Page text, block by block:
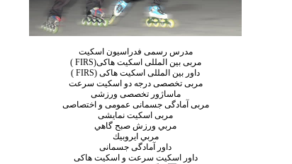
مدرس رسمی فدراسیون اسکیت
مربی بین المللی اسکیت هاکی(FIRS
)
داور بین المللی اسکیت هاکی (FIRS
)
مربی تخصصی درجه دو اسکیت سرعت
ماساژور تخصصی ورزشی
مربی آمادگی جسمانی عمومی و اختصاصی
مربی اسکیت نمایشی
مربي ورزش صبح گاهي
مربي ايروبيك
داور آمادگی جسمانی
داور اسکیت سرعت و اسکیت هاکی